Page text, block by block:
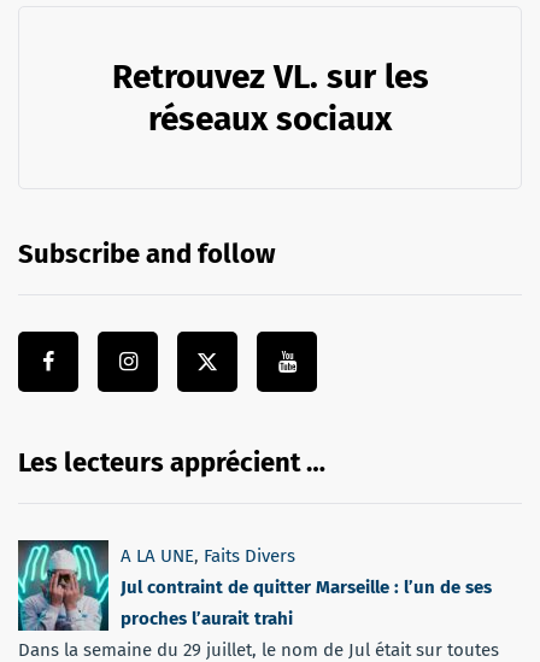
Retrouvez VL. sur les
réseaux sociaux
Subscribe and follow
Les lecteurs apprécient …
A LA UNE, Faits Divers
Jul contraint de quitter Marseille : l’un de ses
proches l’aurait trahi
Dans la semaine du 29 juillet, le nom de Jul était sur toutes